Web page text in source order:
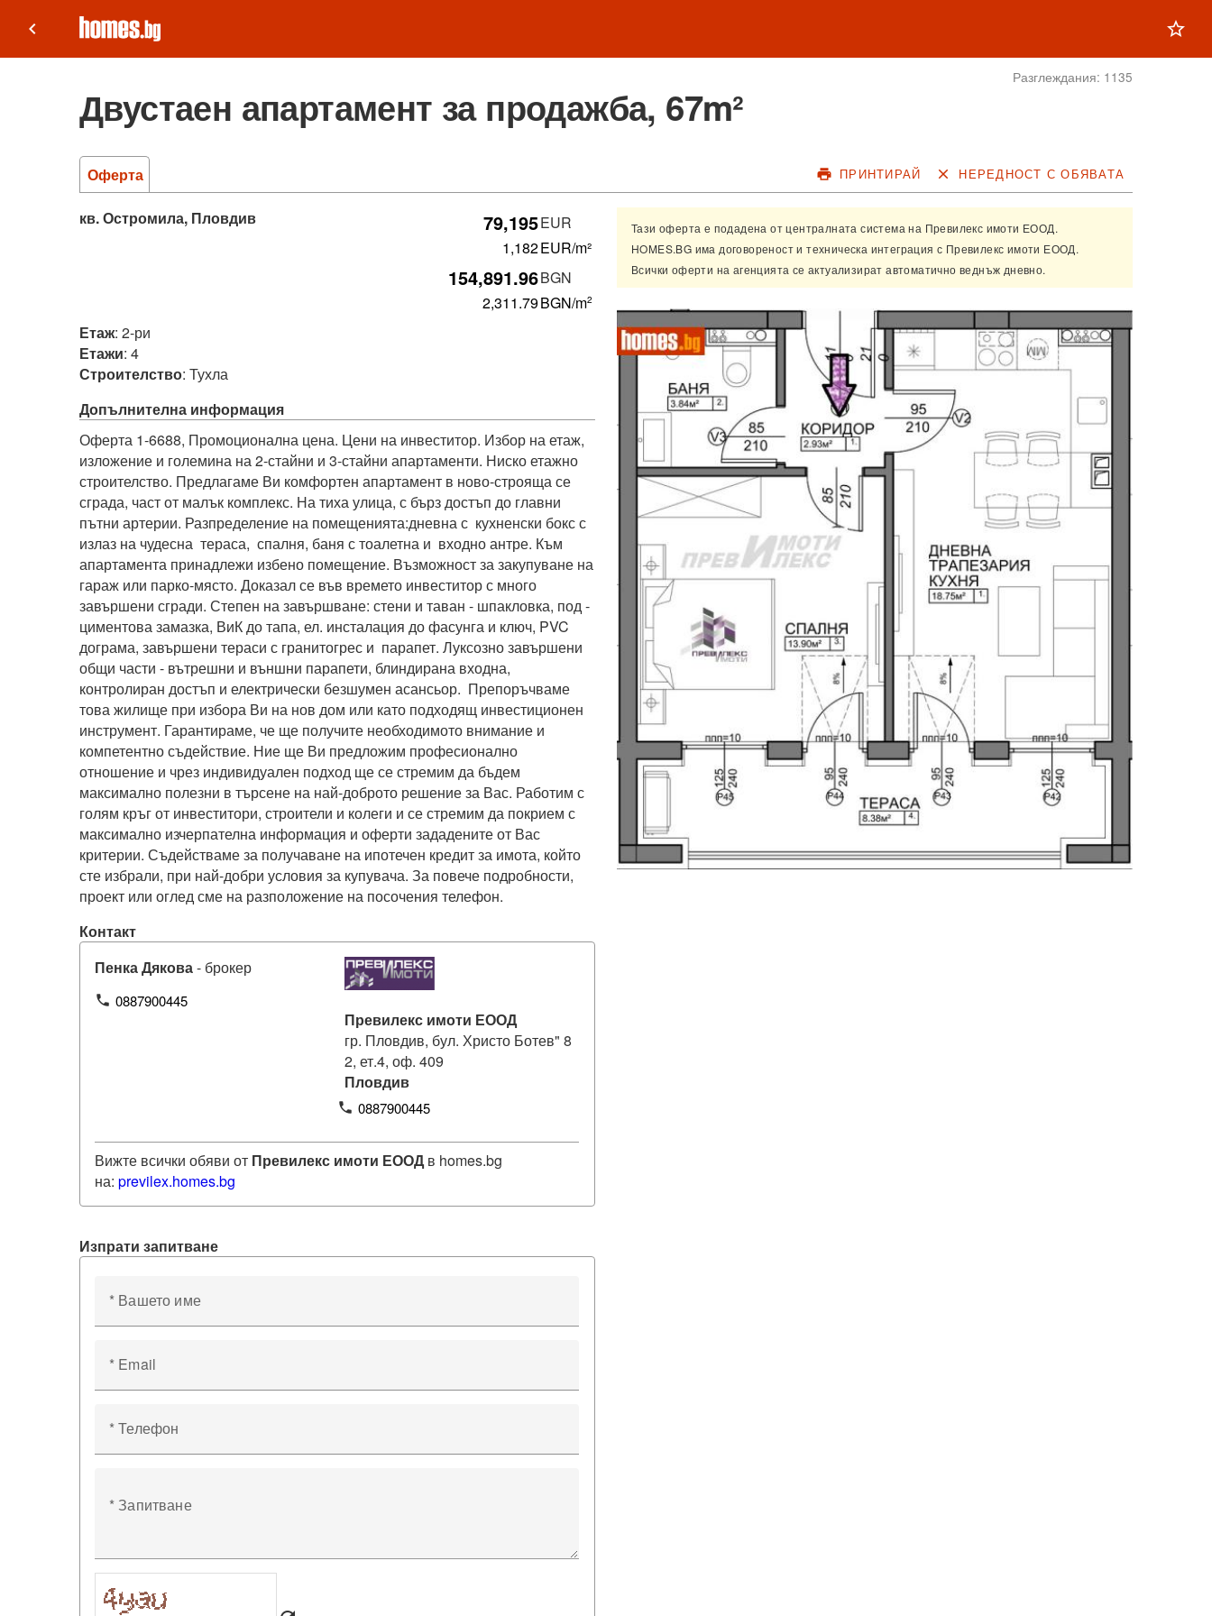
keyboard_arrow_left star_outline
Разглеждания: 1135
Двустаен апартамент за продажба, 67m²
Оферта print ПРИНТИРАЙ close НЕРЕДНОСТ С ОБЯВАТА
Тази оферта е подадена от централната система на Превилекс имоти ЕООД.
HOMES.BG има договореност и техническа интеграция с Превилекс имоти ЕООД.
Всички оферти на агенцията се актуализират автоматично веднъж дневно.
кв. Остромила, Пловдив 79,195EUR
1,182EUR/m²
154,891.96BGN
2,311.79BGN/m2
Етаж: 2-ри
Етажи: 4
Строителство: Тухла
Допълнителна информация
Оферта 1-6688, Промоционална цена. Цени на инвеститор. Избор на етаж,
изложение и големина на 2-стайни и 3-стайни апартаменти. Ниско етажно
строителство. Предлагаме Ви комфортен апартамент в ново-строяща се
сграда, част от малък комплекс. На тиха улица, с бърз достъп до главни
пътни артерии. Разпределение на помещенията:дневна с  кухненски бокс с
излаз на чудесна  тераса,  спалня, баня с тоалетна и  входно антре. Към
апартамента принадлежи избено помещение. Възможност за закупуване на
гараж или парко-място. Доказал се във времето инвеститор с много
завършени сгради. Степен на завършване: стени и таван - шпакловка, под -
циментова замазка, ВиК до тапа, ел. инсталация до фасунга и ключ, PVC
дограма, завършени тераси с гранитогрес и  парапет. Луксозно завършени
общи части - вътрешни и външни парапети, блиндирана входна,
контролиран достъп и електрически безшумен асансьор.  Препоръчваме
това жилище при избора Ви на нов дом или като подходящ инвестиционен
инструмент. Гарантираме, че ще получите необходимото внимание и
компетентно съдействие. Ние ще Ви предложим професионално
отношение и чрез индивидуален подход ще се стремим да бъдем
максимално полезни в търсене на най-доброто решение за Вас. Работим с
голям кръг от инвеститори, строители и колеги и се стремим да покрием с
максимално изчерпателна информация и оферти зададените от Вас
критерии. Съдействаме за получаване на ипотечен кредит за имота, който
сте избрали, при най-добри условия за купувача. За повече подробности,
проект или оглед сме на разположение на посочения телефон.
Контакт
Пенка Дякова- брокер
phone 0887900445
Превилекс имоти ЕООД
гр. Пловдив, бул. Христо Ботев" 8
2, ет.4, оф. 409
Пловдив
phone 0887900445
Вижте всички обяви от Превилекс имоти ЕООД в homes.bg
на: previlex.homes.bg
Изпрати запитване
* Вашето име
* Email
* Телефон
* Запитване